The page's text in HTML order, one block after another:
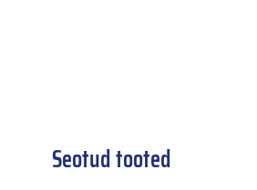
Seotud tooted